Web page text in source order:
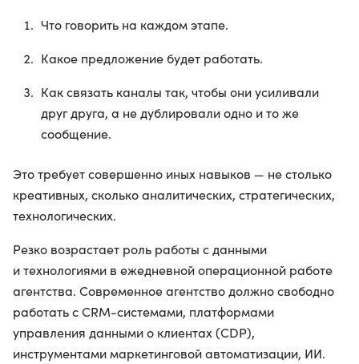
Что говорить на каждом этапе.
Какое предложение будет работать.
Как связать каналы так, чтобы они усиливали
друг друга, а не дублировали одно и то же
сообщение.
Это требует совершенно иных навыков — не столько
креативных, сколько аналитических, стратегических,
технологических.
Резко возрастает роль работы с данными
и технологиями в ежедневной операционной работе
агентства. Современное агентство должно свободно
работать с CRM-системами, платформами
управления данными о клиентах (CDP),
инструментами маркетинговой автоматизации, ИИ.